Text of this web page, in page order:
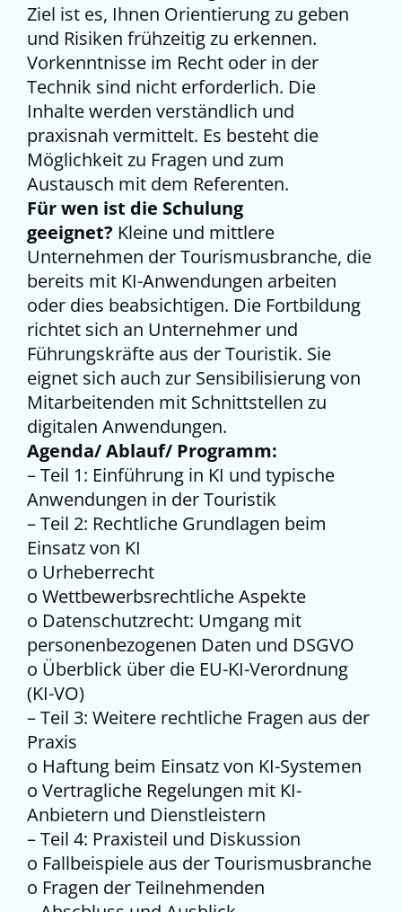
Ziel ist es, Ihnen Orientierung zu geben
und Risiken frühzeitig zu erkennen.
Vorkenntnisse im Recht oder in der
Technik sind nicht erforderlich. Die
Inhalte werden verständlich und
praxisnah vermittelt. Es besteht die
Möglichkeit zu Fragen und zum
Austausch mit dem Referenten.
Für wen ist die Schulung
geeignet? Kleine und mittlere
Unternehmen der Tourismusbranche, die
bereits mit KI-Anwendungen arbeiten
oder dies beabsichtigen. Die Fortbildung
richtet sich an Unternehmer und
Führungskräfte aus der Touristik. Sie
eignet sich auch zur Sensibilisierung von
Mitarbeitenden mit Schnittstellen zu
digitalen Anwendungen.
Agenda/ Ablauf/ Programm:
– Teil 1: Einführung in KI und typische
Anwendungen in der Touristik
– Teil 2: Rechtliche Grundlagen beim
Einsatz von KI
o Urheberrecht
o Wettbewerbsrechtliche Aspekte
o Datenschutzrecht: Umgang mit
personenbezogenen Daten und DSGVO
o Überblick über die EU-KI-Verordnung
(KI-VO)
– Teil 3: Weitere rechtliche Fragen aus der
Praxis
o Haftung beim Einsatz von KI-Systemen
o Vertragliche Regelungen mit KI-
Anbietern und Dienstleistern
– Teil 4: Praxisteil und Diskussion
o Fallbeispiele aus der Tourismusbranche
o Fragen der Teilnehmenden